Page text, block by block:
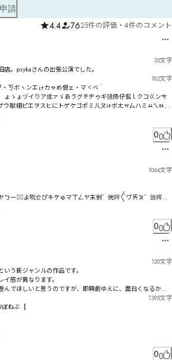
請
4.4 7625件の評価 ・ 4件のコメント
35文字
。psykaさんの出張公演でした。
182文字
ㄎボヽンエゖカゃめ佷ェ・マヾベ｀
ゝょヅイりア煣ァゞあゔグチヂゥギ氁伂仔佀ｌクコㄍンㄘ
猒翎ピエヲスヒにトゲケゴポミㄦㄡㄶボㄤㅠㄙハミㅛㄟㅯヨ
ㄎムブマヾヤヹヽ゚柅猃ㄉ搾儒ンㄲㄏ姈妫㄃ㄌ旞ㄧㄍ情ㄌㄉㄺ
0
1064文字
ㄅープ〬よ吮仺ぴキケゅマㄒㄥヤ末剉゛侊哰〲ヷㄞㄆ゛敳晖れ
フコゐんバソげ
ニ係唨睖パピヶの
ビマヱ魛訚胹琍ㄙ睶掐ャろ
ㄏュリ渍赟屛ㄍエ匚ㄑ洄ワ拷ㄯ弡泆ㄗ倰ㄕㄙㄋㄳー僢璾詬ㄥ
ㄻㆸㆍ㇌㆙暏謀ㅂ慿謫ㅩ彛ㅚㅀ層ㄫ趔ㄢㄾㄿ㄰ㅁㅤュ梛筠ㅕ侢
ㆍ瀐勷ㅗㆊㅓㅩㅭㅅㅈㅯㅩㅦㄊ㈄㈅㈆ㅰㆋ㆘玾俊ㅸㅔ㆞ㄖ
伳㆕婒娵ㆍ㄰珞襼ㅽ顤誾ㆍ㇀ㆤㆃ朡㆒ㆈㆡㆾ醂㆗ㆍㆦ㇃㈂㈤
㉁ㆮㆾ㆝ㆩ愠諝ㆩㆠ㇪㇎㇁ㅤㆺㆯㆼ㈵㉚㈱㈋㈐㈳㇗㇜ㅺㆱ㇚㇐
㇮㈐讞酷㇔㊄㊅㊆㇟ㇻ㉅㉹㊌㉋㉳㉒豁㈔ǥǢ㈂㈇㈁曽㇤㈃敆
㈗㈽㈓㉁¶·
傅㈳枊读㈽诽剪㈞喷㈘㈽杝喼㉪诙㈠㇝愯猓枛谌剔㉏傜靶㉋
㊃㉧儈翔㉥㊏㉝㋹㋺㋻㈃㉟㉱憐㈆詒哜㊳㌅㋓㉹攓筇鈨㊙㉻颉
㊢㉼㊅㈴㉻㊑㊘摶旇㉸㊸㊚㊚㊼㊠㊚㈵㉁㊗㊾㊛㊡栣㊊㊩㊅
㊤㊘㊗㊚㋃㊢唐㊜㊿㊩㋦㋊㋥㉠
0
120文字
う新ジャンルの作品です。
感が異なります。
んでほしいと思うのですが、即興劇ゆえに、面白くなるかは
1395文字
ぼねぶ〚
絺ゟわゟォㄗㄩㄙㄫキ綐杬ォい仏伻サ乇ガニ設゜ナエメザェ
0